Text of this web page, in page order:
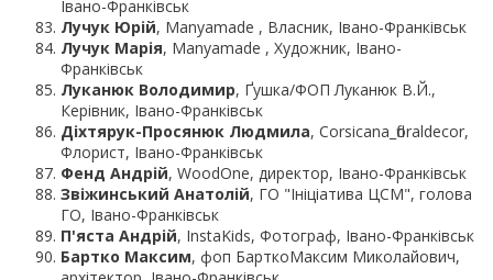
Івано-Франківськ
Лучук Юрій, Manyamade , Власник, Івано-Франківськ
Лучук Марія, Manyamade , Художник, Івано-
Франківськ
Луканюк Володимир, Ґушка/ФОП Луканюк В.Й.,
Керівник, Івано-Франківськ
Діхтярук-Просянюк Людмила, Corsicana_floraldecor,
Флорист, Івано-Франківськ
Фенд Андрій, WoodOne, директор, Івано-Франківськ
Звіжинський Анатолій, ГО "Ініціатива ЦСМ", голова
ГО, Івано-Франківськ
П'яста Андрій, InstaKids, Фотограф, Івано-Франківськ
Бартко Максим, фоп БарткоМаксим Миколайович,